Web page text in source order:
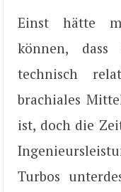
Einst hätte
können, dass
technisch
brachiales
ist, doch die
Turbos